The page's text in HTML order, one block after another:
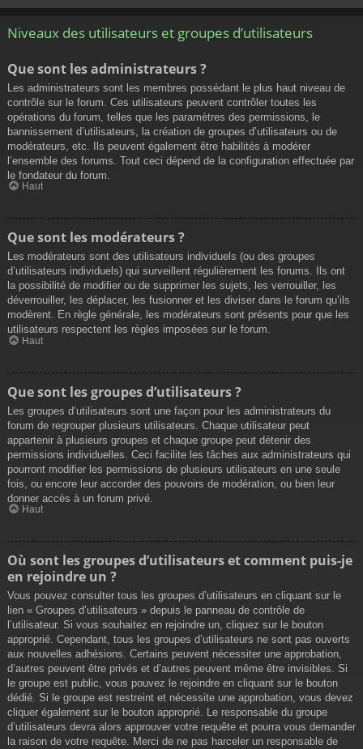
Niveaux des utilisateurs et groupes d’utilisateurs
Que sont les administrateurs ?
Les administrateurs sont les membres possédant le plus haut niveau de
contrôle sur le forum. Ces utilisateurs peuvent contrôler toutes les
opérations du forum, telles que les paramètres des permissions, le
bannissement d’utilisateurs, la création de groupes d’utilisateurs ou de
modérateurs, etc. Ils peuvent également être habilités à modérer
l’ensemble des forums. Tout ceci dépend de la configuration effectuée par
le fondateur du forum.
Haut
Que sont les modérateurs ?
Les modérateurs sont des utilisateurs individuels (ou des groupes
d’utilisateurs individuels) qui surveillent régulièrement les forums. Ils ont
la possibilité de modifier ou de supprimer les sujets, les verrouiller, les
déverrouiller, les déplacer, les fusionner et les diviser dans le forum qu’ils
modèrent. En règle générale, les modérateurs sont présents pour que les
utilisateurs respectent les règles imposées sur le forum.
Haut
Que sont les groupes d’utilisateurs ?
Les groupes d’utilisateurs sont une façon pour les administrateurs du
forum de regrouper plusieurs utilisateurs. Chaque utilisateur peut
appartenir à plusieurs groupes et chaque groupe peut détenir des
permissions individuelles. Ceci facilite les tâches aux administrateurs qui
pourront modifier les permissions de plusieurs utilisateurs en une seule
fois, ou encore leur accorder des pouvoirs de modération, ou bien leur
donner accès à un forum privé.
Haut
Où sont les groupes d’utilisateurs et comment puis-je
en rejoindre un ?
Vous pouvez consulter tous les groupes d’utilisateurs en cliquant sur le
lien « Groupes d’utilisateurs » depuis le panneau de contrôle de
l’utilisateur. Si vous souhaitez en rejoindre un, cliquez sur le bouton
approprié. Cependant, tous les groupes d’utilisateurs ne sont pas ouverts
aux nouvelles adhésions. Certains peuvent nécessiter une approbation,
d’autres peuvent être privés et d’autres peuvent même être invisibles. Si
le groupe est public, vous pouvez le rejoindre en cliquant sur le bouton
dédié. Si le groupe est restreint et nécessite une approbation, vous devez
cliquer également sur le bouton approprié. Le responsable du groupe
d’utilisateurs devra alors approuver votre requête et pourra vous demander
la raison de votre requête. Merci de ne pas harceler un responsable de